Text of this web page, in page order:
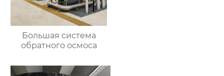
Большая система
обратного осмоса